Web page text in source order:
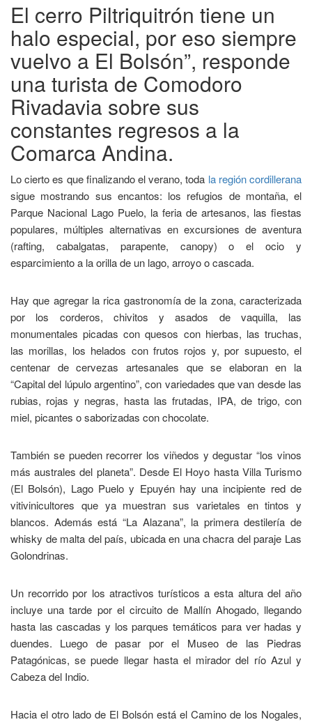
El cerro Piltriquitrón tiene un
halo especial, por eso siempre
vuelvo a El Bolsón”, responde
una turista de Comodoro
Rivadavia sobre sus
constantes regresos a la
Comarca Andina.
Lo cierto es que finalizando el verano, toda la región cordillerana
sigue mostrando sus encantos: los refugios de montaña, el
Parque Nacional Lago Puelo, la feria de artesanos, las fiestas
populares, múltiples alternativas en excursiones de aventura
(rafting, cabalgatas, parapente, canopy) o el ocio y
esparcimiento a la orilla de un lago, arroyo o cascada.
Hay que agregar la rica gastronomía de la zona, caracterizada
por los corderos, chivitos y asados de vaquilla, las
monumentales picadas con quesos con hierbas, las truchas,
las morillas, los helados con frutos rojos y, por supuesto, el
centenar de cervezas artesanales que se elaboran en la
“Capital del lúpulo argentino”, con variedades que van desde las
rubias, rojas y negras, hasta las frutadas, IPA, de trigo, con
miel, picantes o saborizadas con chocolate.
También se pueden recorrer los viñedos y degustar “los vinos
más australes del planeta”. Desde El Hoyo hasta Villa Turismo
(El Bolsón), Lago Puelo y Epuyén hay una incipiente red de
vitivinicultores que ya muestran sus varietales en tintos y
blancos. Además está “La Alazana”, la primera destilería de
whisky de malta del país, ubicada en una chacra del paraje Las
Golondrinas.
Un recorrido por los atractivos turísticos a esta altura del año
incluye una tarde por el circuito de Mallín Ahogado, llegando
hasta las cascadas y los parques temáticos para ver hadas y
duendes. Luego de pasar por el Museo de las Piedras
Patagónicas, se puede llegar hasta el mirador del río Azul y
Cabeza del Indio.
Hacia el otro lado de El Bolsón está el Camino de los Nogales,